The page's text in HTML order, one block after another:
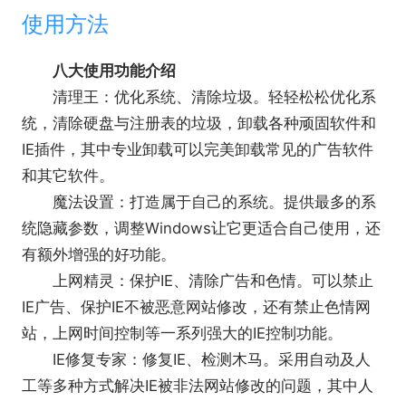
使用方法
八大使用功能介绍
清理王：优化系统、清除垃圾。轻轻松松优化系
统，清除硬盘与注册表的垃圾，卸载各种顽固软件和
IE插件，其中专业卸载可以完美卸载常见的广告软件
和其它软件。
魔法设置：打造属于自己的系统。提供最多的系
统隐藏参数，调整Windows让它更适合自己使用，还
有额外增强的好功能。
上网精灵：保护IE、清除广告和色情。可以禁止
IE广告、保护IE不被恶意网站修改，还有禁止色情网
站，上网时间控制等一系列强大的IE控制功能。
IE修复专家：修复IE、检测木马。采用自动及人
工等多种方式解决IE被非法网站修改的问题，其中人